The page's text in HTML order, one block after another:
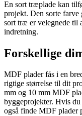
En sort træplade kan
projekt. Den sorte
sort træ er velegnede til
indretning.
Forskellige
MDF plader fås i en
rigtige størrelse til dit
mm og 10 mm MDF
byggeprojekter. Hvis
også finde MDF plader